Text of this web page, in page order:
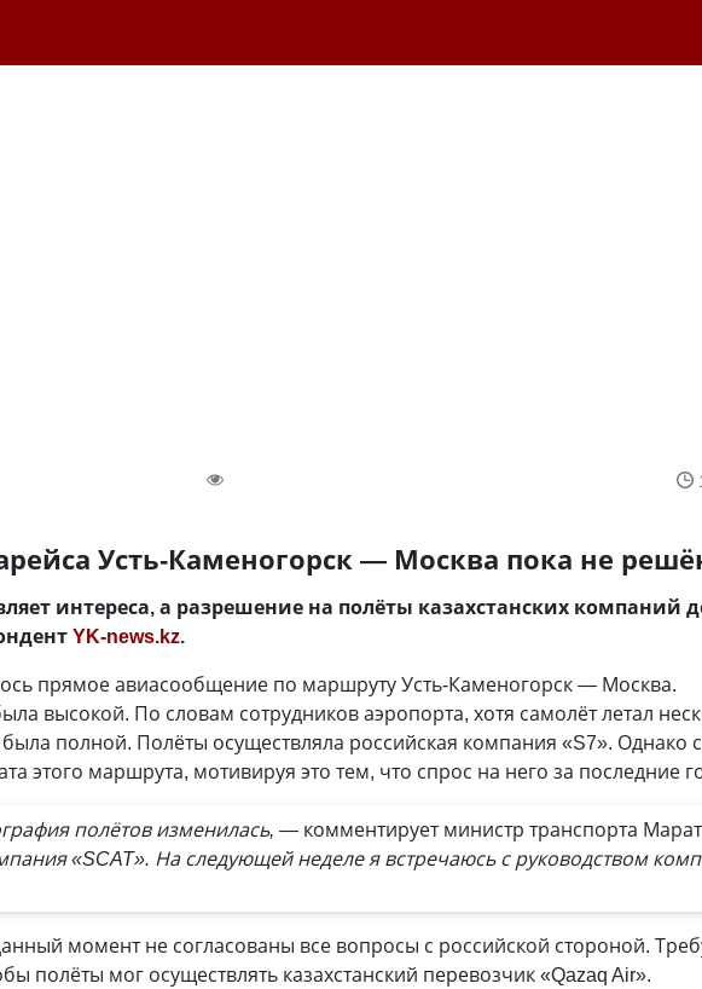
Усть-Каменогорск — Москва пока не
интереса, а разрешение на полёты казахстанских компаний
YK-news.kz.
прямое авиасообщение по маршруту Усть-Каменогорск— Москва.
высокой. По словам сотрудников аэропорта, хотя самолёт летал
была полной. Полёты осуществляла российская компания «S7». Однако
этого маршрута, мотивируя это тем, что спрос на него за последние
полётов изменилась, — комментирует министр транспорта
«SCAT». На следующей неделе я встречаюсь с руководством
момент не согласованы все вопросы с российской стороной.
полёты мог осуществлять казахстанский перевозчик «Qazaq Air».